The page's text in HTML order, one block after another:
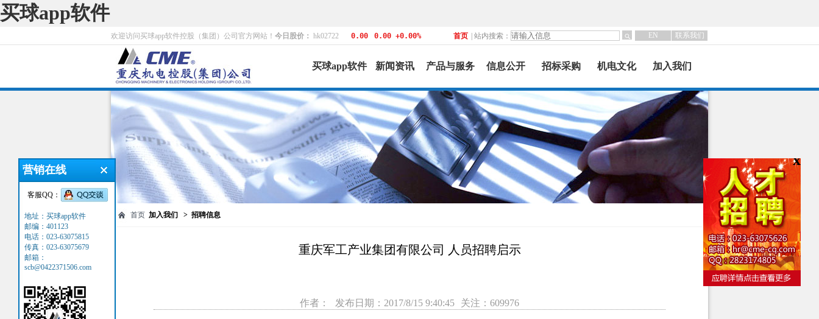
买球app软件
欢迎访问买球app软件控股（集团）公司官方网站！ 今日股价： hk02722 0.00 0.00 +0.00% 联系我们
EN
| 站内搜索：
首页
买球app软件 新闻资讯 产品与服务 信息公开 招标采购 机电文化 加入我们
首页 加入我们 > 招聘信息
重庆军工产业集团有限公司 人员招聘启示
作者： 发布日期：2017/8/15 9:40:45 关注：609976
营销在线
客服QQ：
地址：买球app软件
邮编：401123
电话：023-63075815
传真：023-63075679
邮箱：
scb@0422371506.com
x